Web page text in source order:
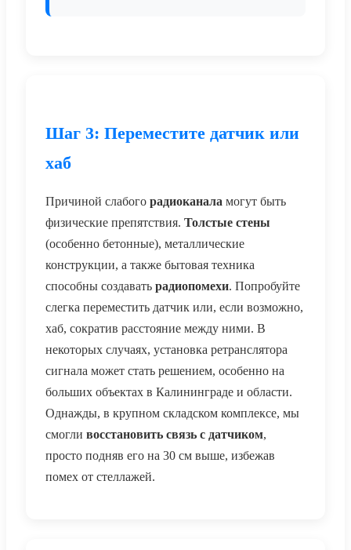
Шаг 3: Переместите датчик или
хаб
Причиной слабого радиоканала могут быть
физические препятствия. Толстые стены
(особенно бетонные), металлические
конструкции, а также бытовая техника
способны создавать радиопомехи. Попробуйте
слегка переместить датчик или, если возможно,
хаб, сократив расстояние между ними. В
некоторых случаях, установка ретранслятора
сигнала может стать решением, особенно на
больших объектах в Калининграде и области.
Однажды, в крупном складском комплексе, мы
смогли восстановить связь с датчиком,
просто подняв его на 30 см выше, избежав
помех от стеллажей.